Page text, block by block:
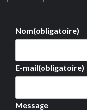
Nom(obligatoire)
E-mail(obligatoire)
Message